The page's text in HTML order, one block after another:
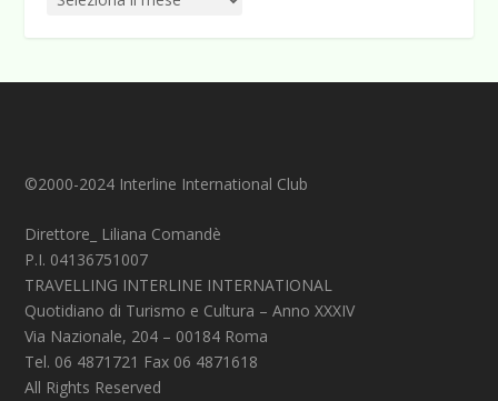
©2000-2024 Interline International Club
Direttore_ Liliana Comandè
P.I. 04136751007
TRAVELLING INTERLINE INTERNATIONAL
Quotidiano di Turismo e Cultura – Anno XXXIV
Via Nazionale, 204 – 00184 Roma
Tel. 06 4871721 Fax 06 4871618
All Rights Reserved